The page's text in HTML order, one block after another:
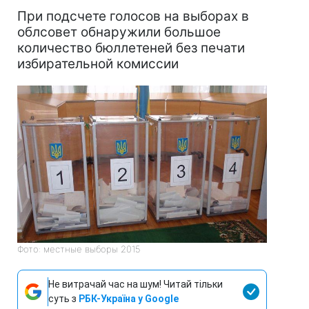
При подсчете голосов на выборах в
облсовет обнаружили большое
количество бюллетеней без печати
избирательной комиссии
Фото: местные выборы 2015
Не витрачай час на шум! Читай тільки
суть з РБК-Україна у Google